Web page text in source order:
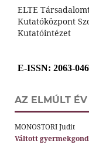
ELTE
Kutatóközpont
Kutatóintézet
E-ISSN: 2063-
AZ ELMÚLT
MONOSTORI Judit
Váltott